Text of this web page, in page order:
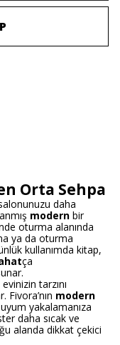
Orta Sehpa
daha
modern bir
oturma alanında
ya da oturma
kullanımda kitap,
ça
tarzını
Fivora’nın modern
uyum yakalamanıza
daha sıcak ve
alanda dikkat çekici